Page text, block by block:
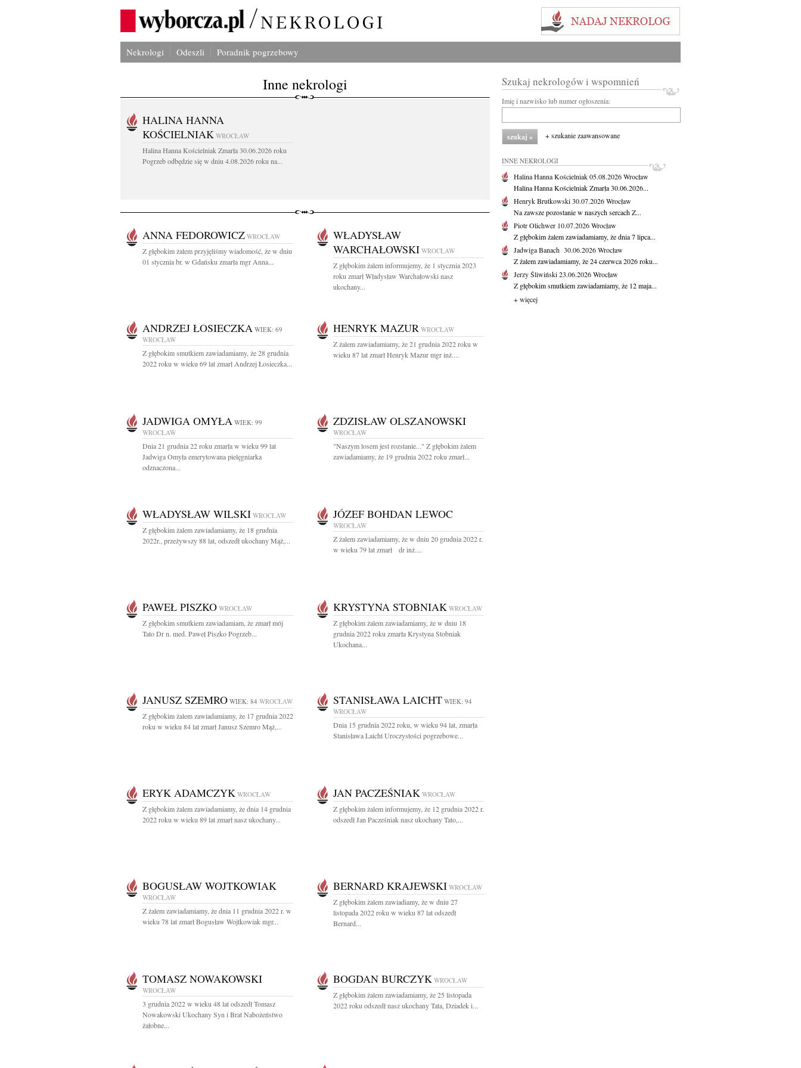
Nekrologi Odeszli Poradnik pogrzebowy
Inne nekrologi
HALINA HANNA
KOŚCIELNIAK WROCŁAW
Halina Hanna Kościelniak Zmarła 30.06.2026 roku
Pogrzeb odbędzie się w dniu 4.08.2026 roku na...
ANNA FEDOROWICZ WROCŁAW
Z głębokim żalem przyjęliśmy wiadomość, że w dniu
01 stycznia br. w Gdańsku zmarła mgr Anna...
WŁADYSŁAW
WARCHAŁOWSKI WROCŁAW
Z głębokim żalem informujemy, że 1 stycznia 2023
roku zmarł Władysław Warchałowski nasz
ukochany...
ANDRZEJ ŁOSIECZKA WIEK: 69
WROCŁAW
Z głębokim smutkiem zawiadamiamy, że 28 grudnia
2022 roku w wieku 69 lat zmarł Andrzej Łosieczka...
HENRYK MAZUR WROCŁAW
Z żalem zawiadamiamy, że 21 grudnia 2022 roku w
wieku 87 lat zmarł Henryk Mazur mgr inż....
JADWIGA OMYŁA WIEK: 99
WROCŁAW
Dnia 21 grudnia 22 roku zmarła w wieku 99 lat
Jadwiga Omyła emerytowana pielęgniarka
odznaczona...
ZDZISŁAW OLSZANOWSKI
WROCŁAW
"Naszym losem jest rozstanie..." Z głębokim żalem
zawiadamiamy, że 19 grudnia 2022 roku zmarł...
WŁADYSŁAW WILSKI WROCŁAW
Z głębokim żalem zawiadamiamy, że 18 grudnia
2022r., przeżywszy 88 lat, odszedł ukochany Mąż,...
JÓZEF BOHDAN LEWOC
WROCŁAW
Z żalem zawiadamiamy, że w dniu 20 grudnia 2022 r.
w wieku 79 lat zmarł dr inż....
PAWEŁ PISZKO WROCŁAW
Z głębokim smutkiem zawiadamiam, że zmarł mój
Tato Dr n. med. Paweł Piszko Pogrzeb...
KRYSTYNA STOBNIAK WROCŁAW
Z głębokim żalem zawiadamiamy, że w dniu 18
grudnia 2022 roku zmarła Krystyna Stobniak
Ukochana...
JANUSZ SZEMRO WIEK: 84 WROCŁAW
Z głębokim żalem zawiadamiamy, że 17 grudnia 2022
roku w wieku 84 lat zmarł Janusz Szemro Mąż,...
STANISŁAWA LAICHT WIEK: 94
WROCŁAW
Dnia 15 grudnia 2022 roku, w wieku 94 lat, zmarła
Stanisława Laicht Uroczystości pogrzebowe...
ERYK ADAMCZYK WROCŁAW
Z głębokim żalem zawiadamiamy, że dnia 14 grudnia
2022 roku w wieku 89 lat zmarł nasz ukochany...
JAN PACZEŚNIAK WROCŁAW
Z głębokim żalem informujemy, że 12 grudnia 2022 r.
odszedł Jan Pacześniak nasz ukochany Tato,...
BOGUSŁAW WOJTKOWIAK
WROCŁAW
Z żalem zawiadamiamy, że dnia 11 grudnia 2022 r. w
wieku 78 lat zmarł Bogusław Wojtkowiak mgr...
BERNARD KRAJEWSKI WROCŁAW
Z głębokim żalem zawiadiamy, że w dniu 27
listopada 2022 roku w wieku 87 lat odszedł
Bernard...
TOMASZ NOWAKOWSKI
WROCŁAW
3 grudnia 2022 w wieku 48 lat odszedł Tomasz
Nowakowski Ukochany Syn i Brat Nabożeństwo
żałobne...
BOGDAN BURCZYK WROCŁAW
Z głębokim żalem zawiadamiamy, że 25 listopada
2022 roku odszedł nasz ukochany Tata, Dziadek i...
Szukaj nekrologów i wspomnień
Imię i nazwisko lub numer ogłoszenia:
+ szukanie zaawansowane
INNE NEKROLOGI
Halina Hanna Kościelniak05.08.2026Wrocław
Halina Hanna Kościelniak Zmarła 30.06.2026...
Henryk Brutkowski30.07.2026Wrocław
Na zawsze pozostanie w naszych sercach Z...
Piotr Olichwer 10.07.2026Wrocław
Z głębokim żalem zawiadamiamy, że dnia 7 lipca...
Jadwiga Banach 30.06.2026Wrocław
Z żalem zawiadamiamy, że 24 czerwca 2026 roku...
Jerzy Śliwiński23.06.2026Wrocław
Z głębokim smutkiem zawiadamiamy, że 12 maja...
+ więcej